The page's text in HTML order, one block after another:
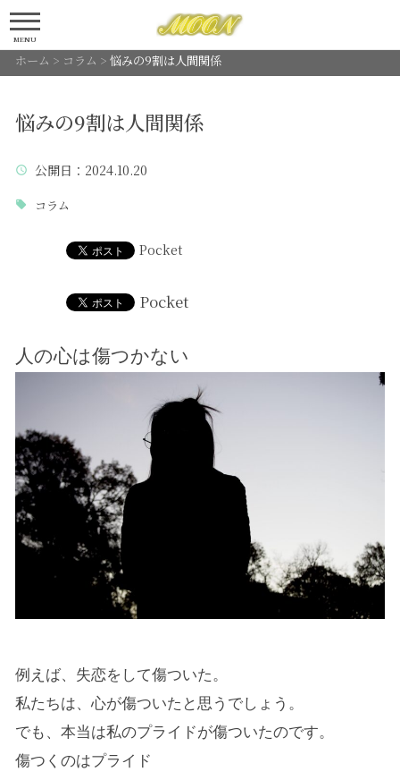
MENU
ホーム > コラム > 悩みの9割は人間関係
悩みの9割は人間関係
公開日 ：2024.10.20
コラム
Pocket
Pocket
人の心は傷つかない
例えば、失恋をして傷ついた。
私たちは、心が傷ついたと思うでしょう。
でも、本当は私のプライドが傷ついたのです。
傷つくのはプライド